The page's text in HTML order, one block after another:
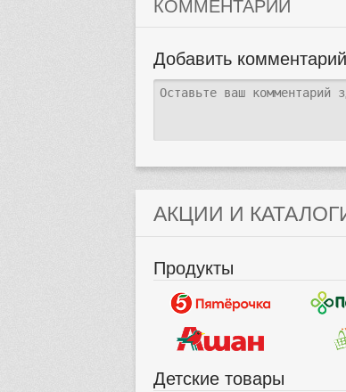
КОММЕНТАРИИ
Добавить комментарий
АКЦИИ И
Продукты
Детские товары